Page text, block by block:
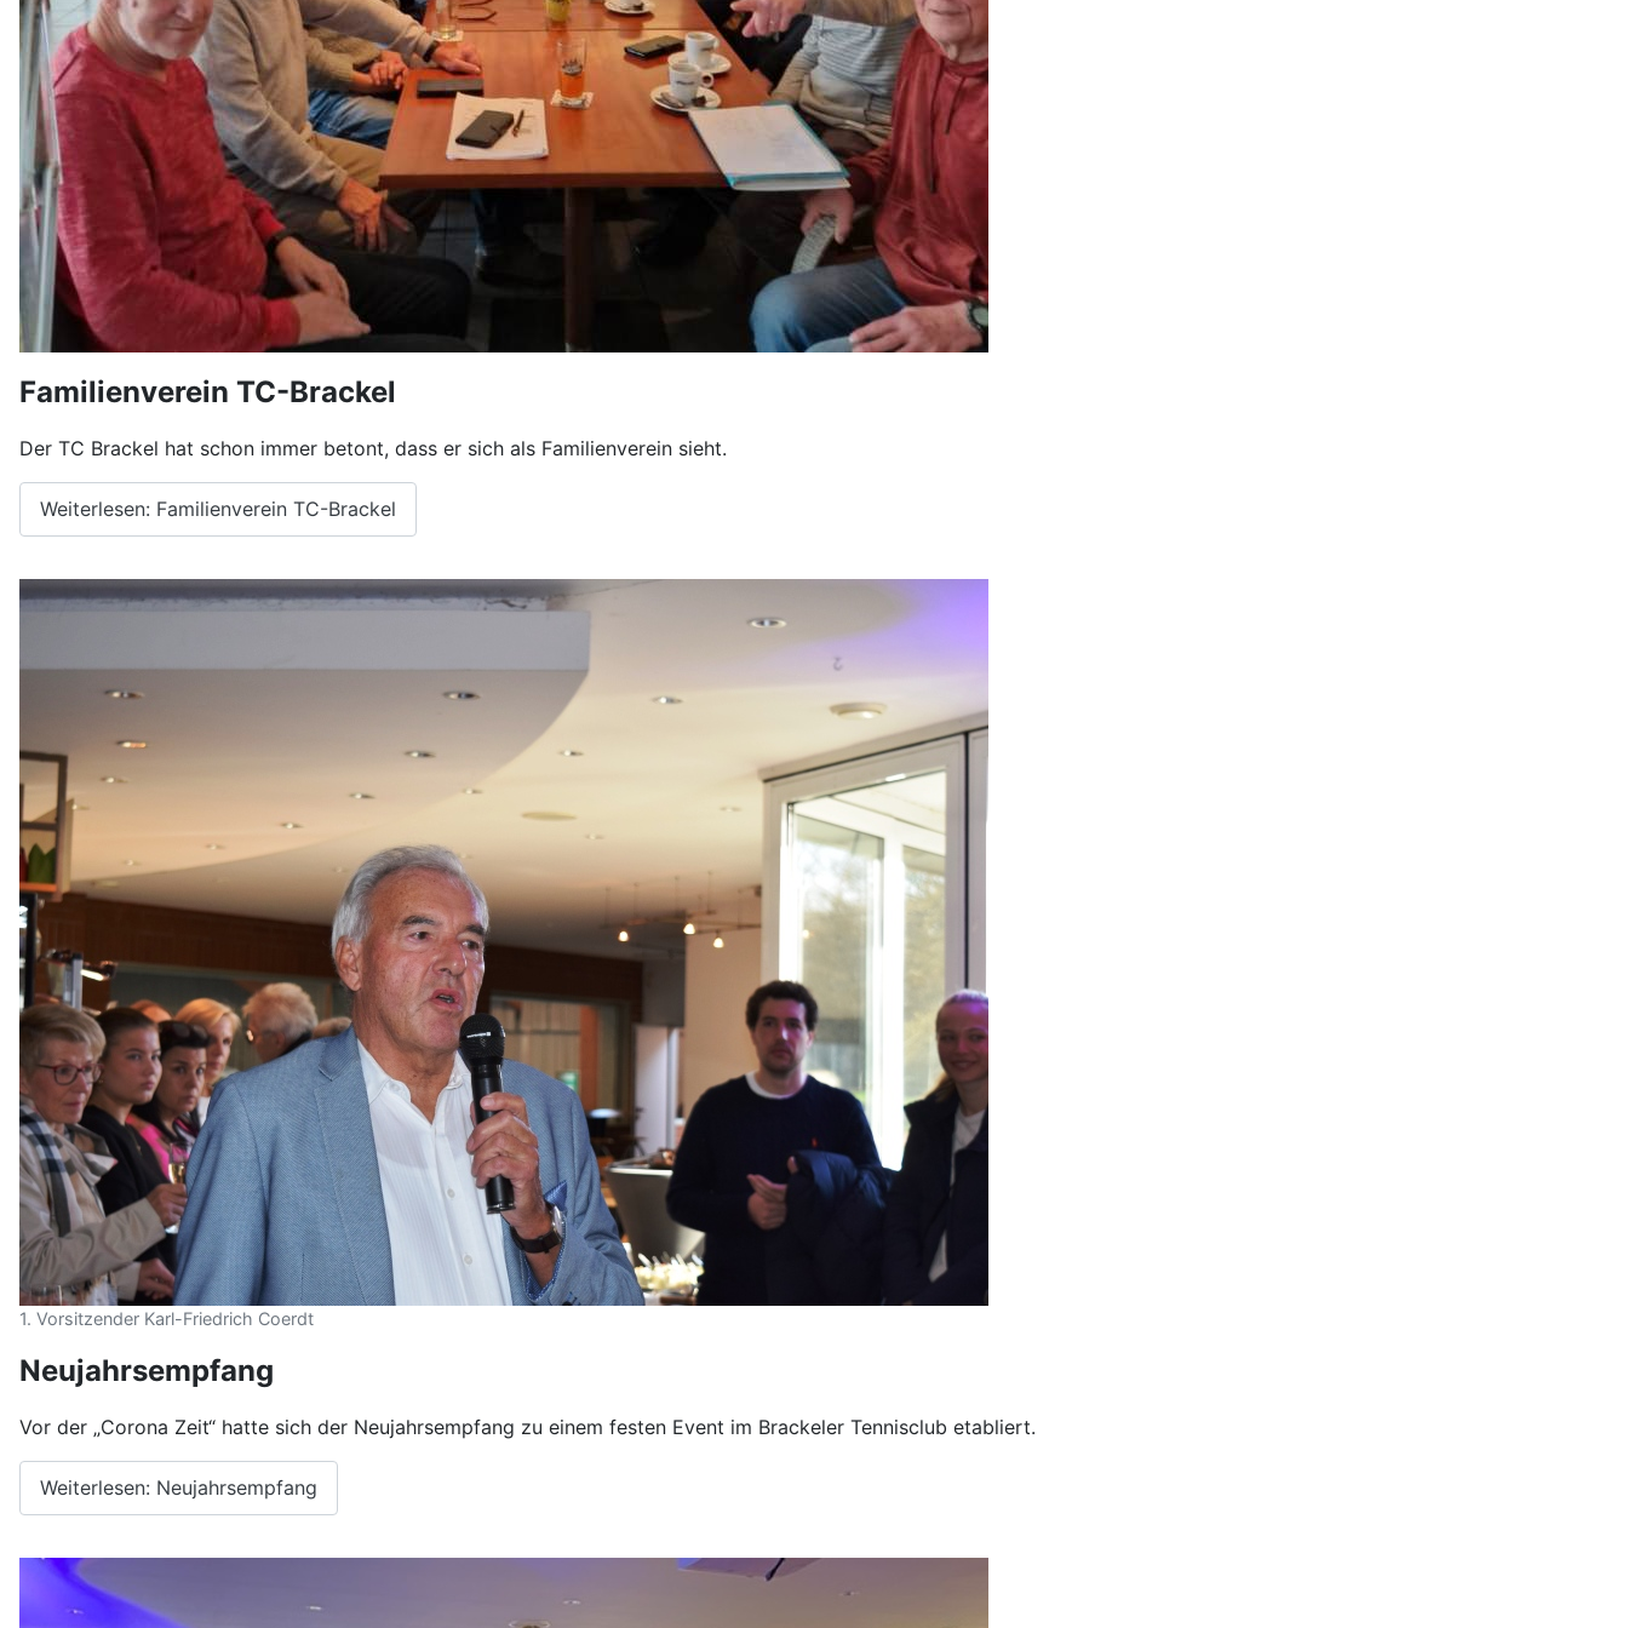
Familienverein TC-Brackel
Der TC Brackel hat schon immer betont, dass er sich als Familienverein sieht.
Weiterlesen: Familienverein TC-Brackel
1. Vorsitzender Karl-Friedrich Coerdt
Neujahrsempfang
Vor der „Corona Zeit“ hatte sich der Neujahrsempfang zu einem festen Event im Brackeler Tennisclub etabliert.
Weiterlesen: Neujahrsempfang